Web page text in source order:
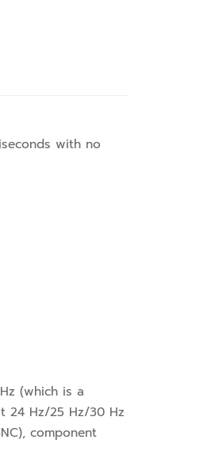
with no
(which is a
24 Hz/25 Hz/30 Hz
component